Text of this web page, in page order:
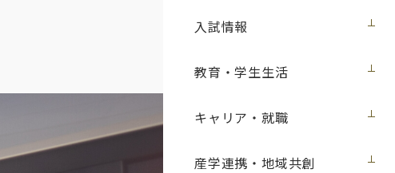
入試情報
教育・学生生活
キャリア・就職
産学連携・地域共創